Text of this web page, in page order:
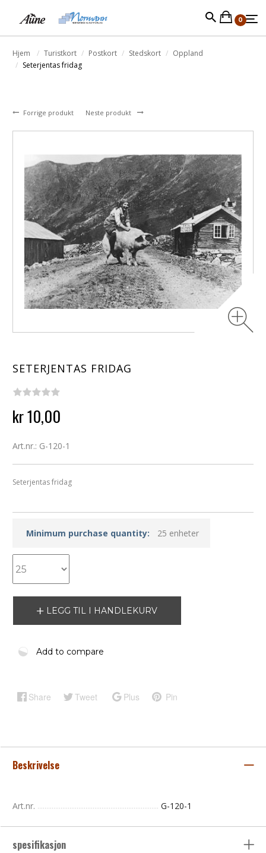
0
Hjem Turistkort Postkort Stedskort
Oppland
Seterjentas fridag
Forrige produkt Neste produkt
SETERJENTAS FRIDAG
kr 10,00
Art.nr.: G-120-1
Seterjentas fridag
Minimum purchase quantity: 25 enheter
LEGG TIL I HANDLEKURV
Add to compare
Share Tweet Plus Pin
Beskrivelse
Art.nr. G-120-1
spesifikasjon